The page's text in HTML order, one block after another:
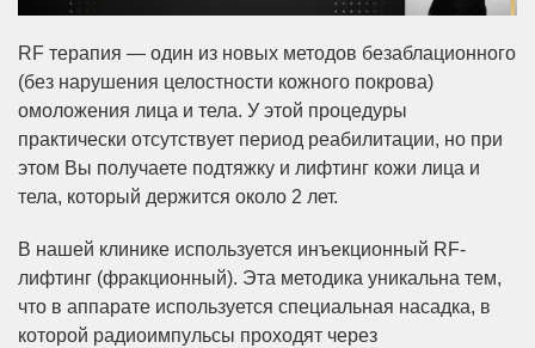
RF терапия — один из новых методов безаблационного
(без нарушения целостности кожного покрова)
омоложения лица и тела. У этой процедуры
практически отсутствует период реабилитации, но при
этом Вы получаете подтяжку и лифтинг кожи лица и
тела, который держится около 2 лет.
В нашей клинике используется инъекционный RF-
лифтинг (фракционный). Эта методика уникальна тем,
что в аппарате используется специальная насадка, в
которой радиоимпульсы проходят через